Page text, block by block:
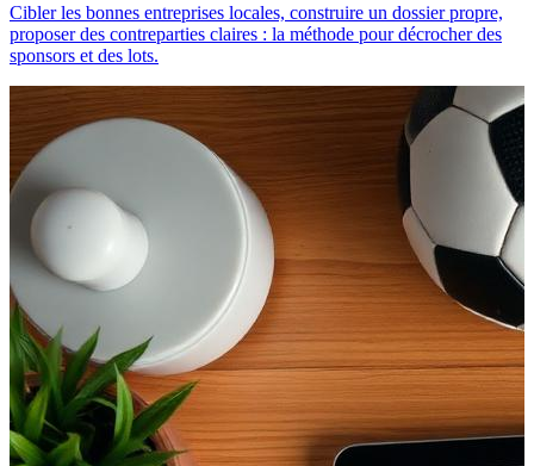
Cibler les bonnes entreprises locales, construire un dossier propre,
proposer des contreparties claires : la méthode pour décrocher des
sponsors et des lots.